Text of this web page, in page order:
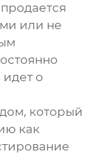
или не
идет о
который
как